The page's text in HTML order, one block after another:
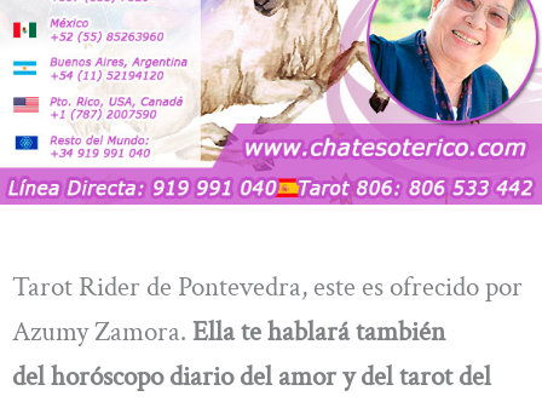
Tarot Rider de Pontevedra, este es ofrecido por
Azumy Zamora. Ella te hablará también
del horóscopo diario del amor y del tarot del